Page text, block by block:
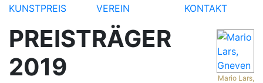
KUNSTPREIS
VEREIN KONTAKT
PREISTRÄGER
2019
Mario Lars,